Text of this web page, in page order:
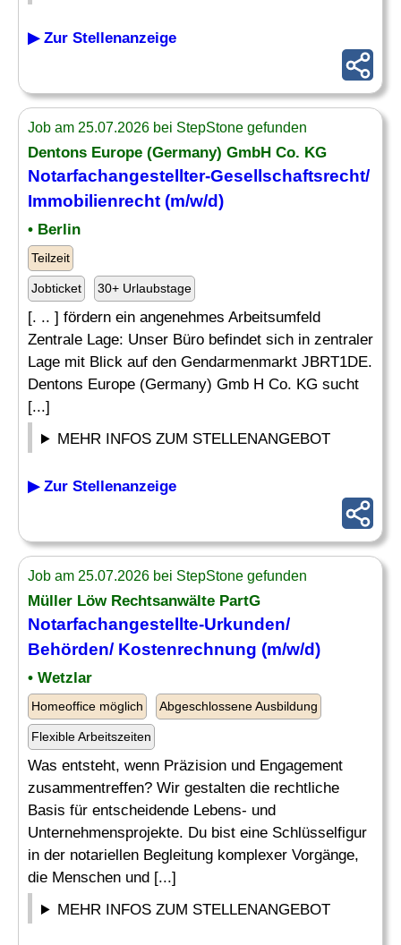
▶ Zur Stellenanzeige
Job am 25.07.2026 bei StepStone gefunden
Dentons Europe (Germany) GmbH Co. KG
Notarfachangestellter-Gesellschaftsrecht/
Immobilienrecht (m/w/d)
• Berlin
Teilzeit
Jobticket 30+ Urlaubstage
[. .. ] fördern ein angenehmes Arbeitsumfeld
Zentrale Lage: Unser Büro befindet sich in zentraler
Lage mit Blick auf den Gendarmenmarkt JBRT1DE.
Dentons Europe (Germany) Gmb H Co. KG sucht
[...]
MEHR INFOS ZUM STELLENANGEBOT
▶ Zur Stellenanzeige
Job am 25.07.2026 bei StepStone gefunden
Müller Löw Rechtsanwälte PartG
Notarfachangestellte-Urkunden/
Behörden/ Kostenrechnung (m/w/d)
• Wetzlar
Homeoffice möglich Abgeschlossene Ausbildung
Flexible Arbeitszeiten
Was entsteht, wenn Präzision und Engagement
zusammentreffen? Wir gestalten die rechtliche
Basis für entscheidende Lebens- und
Unternehmensprojekte. Du bist eine Schlüsselfigur
in der notariellen Begleitung komplexer Vorgänge,
die Menschen und [...]
MEHR INFOS ZUM STELLENANGEBOT